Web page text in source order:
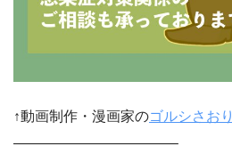
↑動画制作・漫画家のゴルシさおり
———————————–